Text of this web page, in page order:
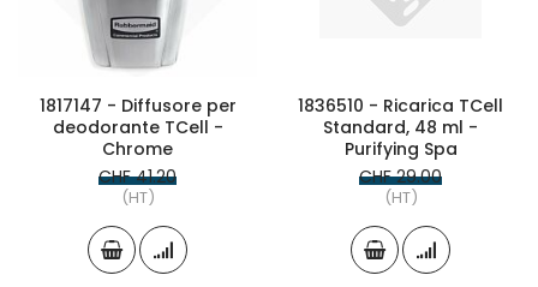
1817147 - Diffusore per
deodorante TCell -
Chrome
CHF 41.20
(HT)
1836510 - Ricarica TCell
Standard, 48 ml -
Purifying Spa
CHF 29.00
(HT)